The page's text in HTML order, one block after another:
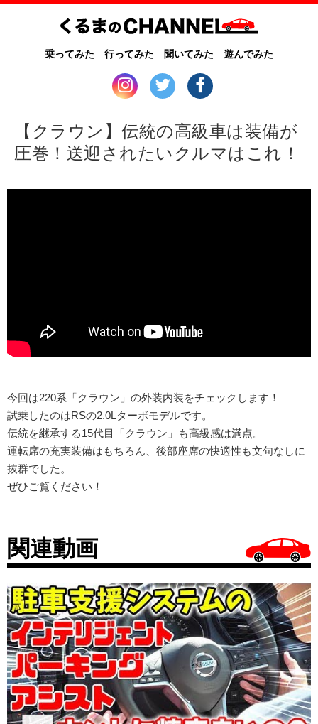
乗ってみた 行ってみた 聞いてみた 遊んでみた
【クラウン】伝統の高級車は装備が
圧巻！送迎されたいクルマはこれ！
今回は220系「クラウン」の外装内装をチェックします！
試乗したのはRSの2.0Lターボモデルです。
伝統を継承する15代目「クラウン」も高級感は満点。
運転席の充実装備はもちろん、後部座席の快適性も文句なしに
抜群でした。
ぜひご覧ください！
関連動画